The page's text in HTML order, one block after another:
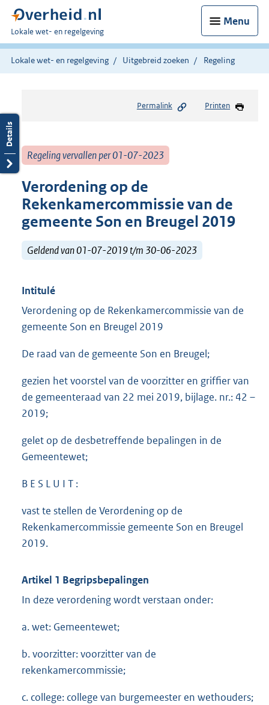
Menu
U
bent
hier:
Lokale wet- en regelgeving
Lokale wet- en regelgeving Uitgebreid zoeken Regeling
Permalink Printen
Regeling vervallen per 01-07-2023
Verordening op de
Rekenkamercommissie van de
gemeente Son en Breugel 2019
Geldend van 01-07-2019 t/m 30-06-2023
Intitulé
Verordening op de Rekenkamercommissie van de
gemeente Son en Breugel 2019
De raad van de gemeente Son en Breugel;
gezien het voorstel van de voorzitter en griffier van
de gemeenteraad van 22 mei 2019, bijlage. nr.: 42 –
2019;
gelet op de desbetreffende bepalingen in de
Gemeentewet;
B E S L U I T :
vast te stellen de Verordening op de
Rekenkamercommissie gemeente Son en Breugel
2019.
Artikel 1 Begripsbepalingen
In deze verordening wordt verstaan onder:
a. wet: Gemeentewet;
b. voorzitter: voorzitter van de
rekenkamercommissie;
c. college: college van burgemeester en wethouders;